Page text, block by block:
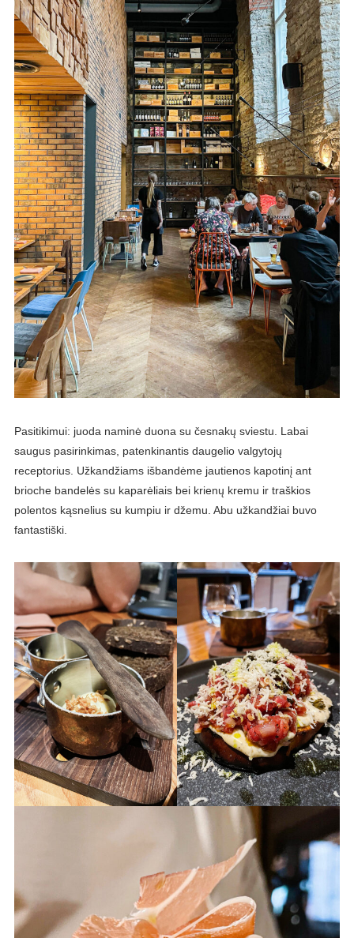
Pasitikimui: juoda naminė duona su česnakų sviestu. Labai
saugus pasirinkimas, patenkinantis daugelio valgytojų
receptorius. Užkandžiams išbandėme jautienos kapotinį ant
brioche bandelės su kaparėliais bei krienų kremu ir traškios
polentos kąsnelius su kumpiu ir džemu. Abu užkandžiai buvo
fantastiški.